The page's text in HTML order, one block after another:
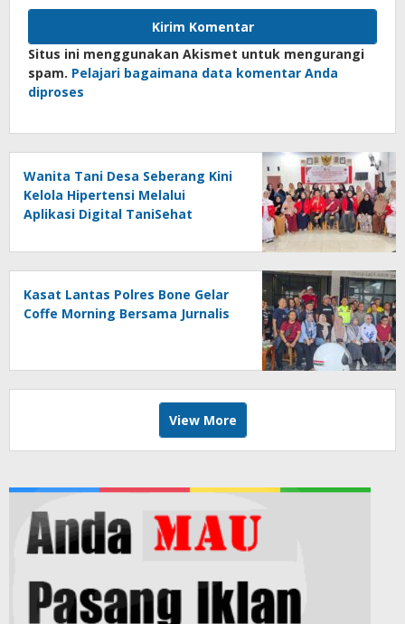
Situs ini menggunakan Akismet untuk mengurangi
spam. Pelajari bagaimana data komentar Anda
diproses
Wanita Tani Desa Seberang Kini
Kelola Hipertensi Melalui
Aplikasi Digital TaniSehat
Kasat Lantas Polres Bone Gelar
Coffe Morning Bersama Jurnalis
View More